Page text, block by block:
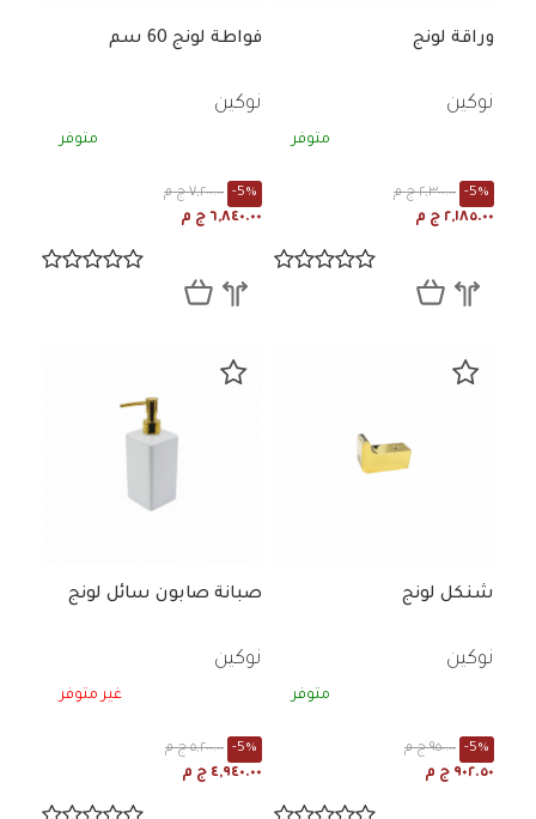
وراقة لونج
نوكين
متوفر
٢,٣٠٠.٠٠ ج م -5%
٢,١٨٥.٠٠ ج م
فواطة لونج 60 سم
نوكين
متوفر
٧,٢٠٠.٠٠ ج م -5%
٦,٨٤٠.٠٠ ج م
شنكل لونج
نوكين
متوفر
٩٥٠.٠٠ ج م -5%
٩٠٢.٥٠ ج م
صبانة صابون سائل لونج
نوكين
غير متوفر
٥,٢٠٠.٠٠ ج م -5%
٤,٩٤٠.٠٠ ج م